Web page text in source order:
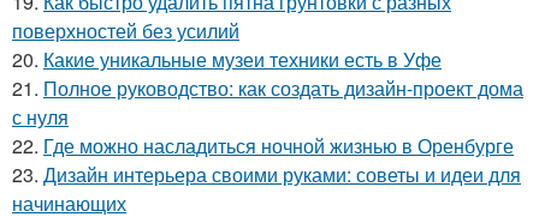
поверхностей без усилий
20. Какие уникальные музеи техники есть в Уфе
21. Полное руководство: как создать дизайн-проект дома
с нуля
22. Где можно насладиться ночной жизнью в Оренбурге
23. Дизайн интерьера своими руками: советы и идеи для
начинающих